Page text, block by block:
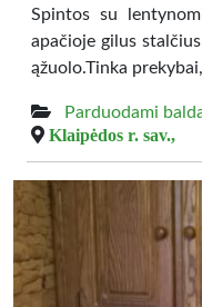
Spintos su
apačioje gilus
ąžuolo.Tinka
Parduodami
Klaipėdos r. sav.,